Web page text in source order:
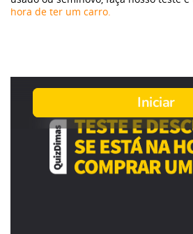
hora de ter um carro.